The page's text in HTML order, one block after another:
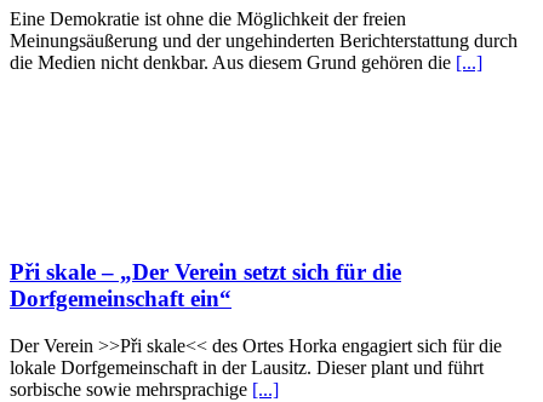
Eine Demokratie ist ohne die Möglichkeit der freien
Meinungsäußerung und der ungehinderten Berichterstattung durch
die Medien nicht denkbar. Aus diesem Grund gehören die [...]
Při skale – „Der Verein setzt sich für die
Dorfgemeinschaft ein“
Der Verein >>Při skale<< des Ortes Horka engagiert sich für die
lokale Dorfgemeinschaft in der Lausitz. Dieser plant und führt
sorbische sowie mehrsprachige [...]